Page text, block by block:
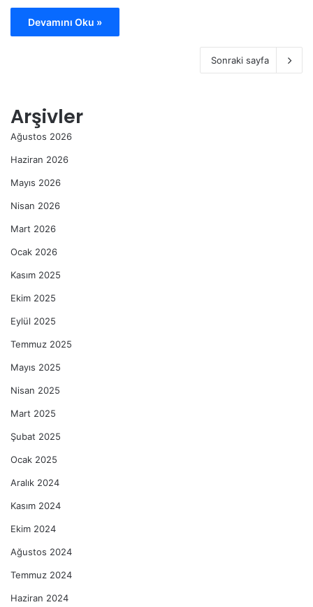
Devamını Oku »
Sonraki sayfa
Arşivler
Ağustos 2026
Haziran 2026
Mayıs 2026
Nisan 2026
Mart 2026
Ocak 2026
Kasım 2025
Ekim 2025
Eylül 2025
Temmuz 2025
Mayıs 2025
Nisan 2025
Mart 2025
Şubat 2025
Ocak 2025
Aralık 2024
Kasım 2024
Ekim 2024
Ağustos 2024
Temmuz 2024
Haziran 2024